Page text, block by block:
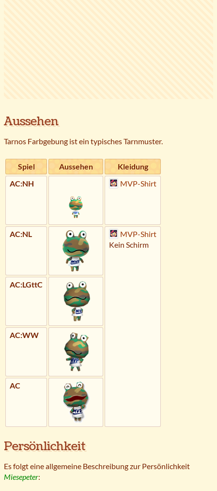
Aussehen
Tarnos Farbgebung ist ein typisches Tarnmuster.
Spiel Aussehen
Kleidung
AC:NH
MVP-Shirt
AC:NL
MVP-Shirt
Kein Schirm
AC:LGttC
AC:WW
AC
Persönlichkeit
Es folgt eine allgemeine Beschreibung zur Persönlichkeit
Miesepeter: